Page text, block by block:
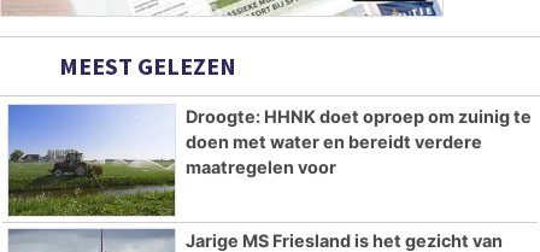
MEEST GELEZEN
Droogte: HHNK doet oproep om zuinig te
doen met water en bereidt verdere
maatregelen voor
Jarige MS Friesland is het gezicht van